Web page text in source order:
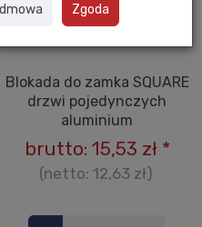
Blokada do zamka SQUARE
drzwi pojedynczych
aluminium
brutto: 15,53 zł*
(netto: 12,63 zł)
Zgoda